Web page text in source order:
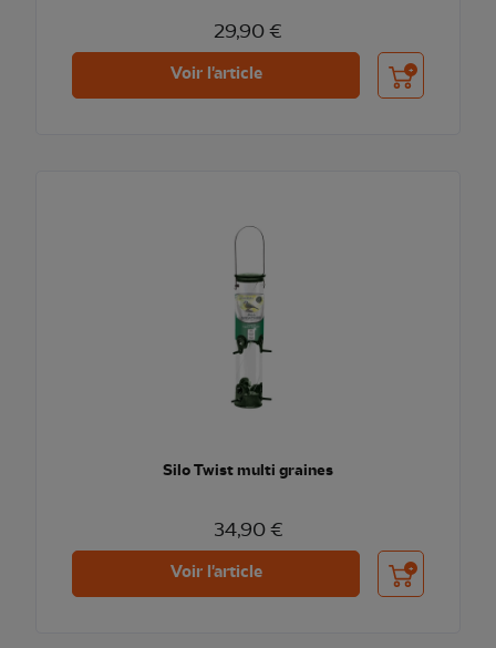
29,90 €
Voir l'article Ajouter au
Silo Twist multi graines
34,90 €
Voir l'article Ajouter au